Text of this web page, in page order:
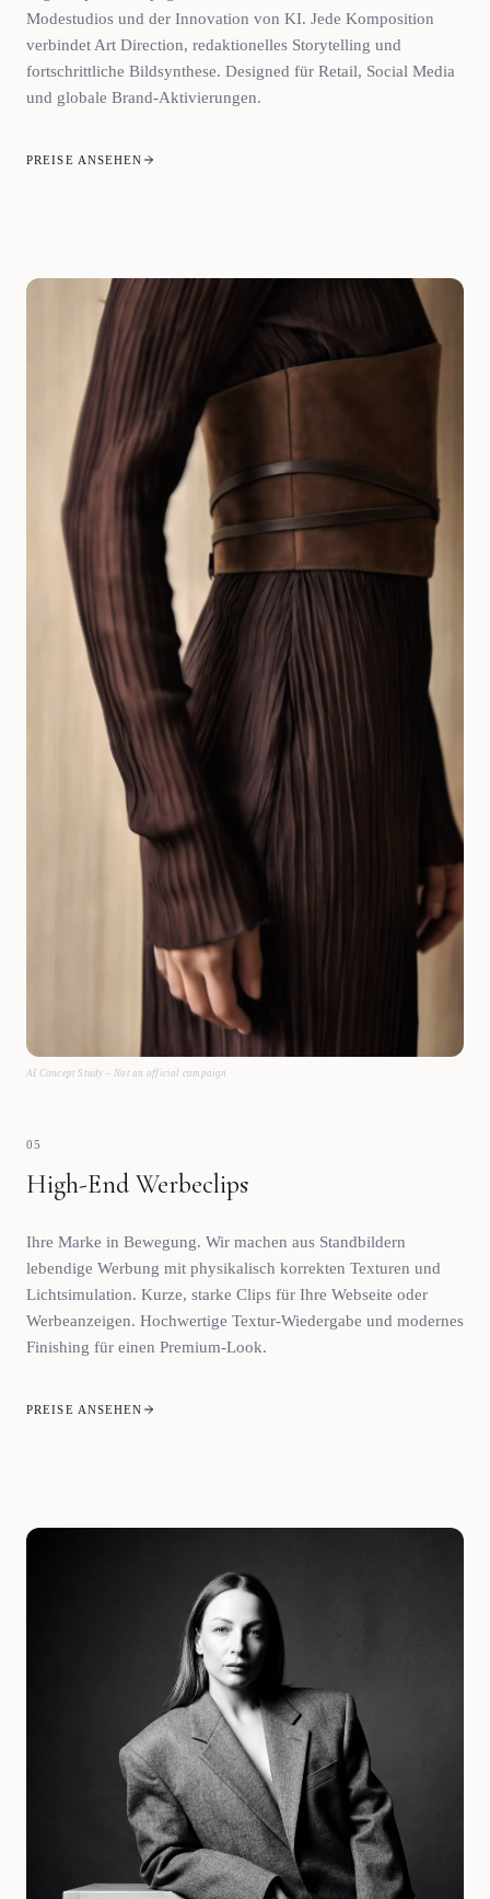
Modestudios und der Innovation von KI. Jede Komposition
verbindet Art Direction, redaktionelles Storytelling und
fortschrittliche Bildsynthese. Designed für Retail, Social Media
und globale Brand-Aktivierungen.
PREISE ANSEHEN
AI Concept Study – Not an official campaign
05
High-End Werbeclips
Ihre Marke in Bewegung. Wir machen aus Standbildern
lebendige Werbung mit physikalisch korrekten Texturen und
Lichtsimulation. Kurze, starke Clips für Ihre Webseite oder
Werbeanzeigen. Hochwertige Textur-Wiedergabe und modernes
Finishing für einen Premium-Look.
PREISE ANSEHEN